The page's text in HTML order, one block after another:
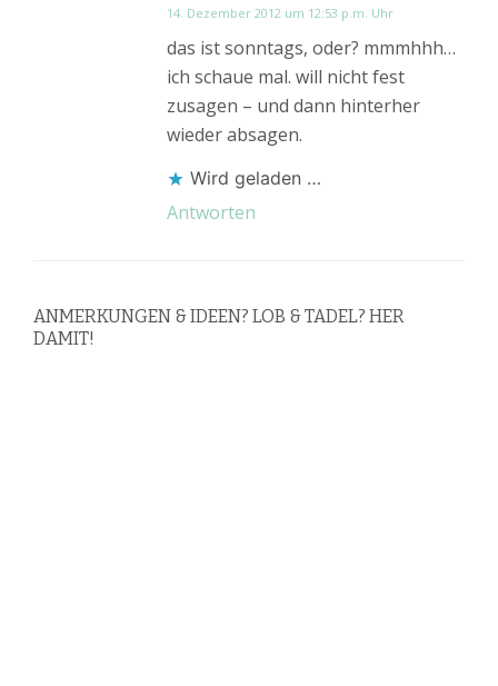
14. Dezember 2012 um 12:53 p.m. Uhr
das ist sonntags, oder? mmmhhh…
ich schaue mal. will nicht fest
zusagen – und dann hinterher
wieder absagen.
Wird geladen …
Antworten
ANMERKUNGEN & IDEEN? LOB & TADEL? HER
DAMIT!